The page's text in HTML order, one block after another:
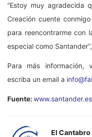
“Estoy muy agradecida
Creación cuente
para reencontrarme con
especial como
Para más información,
escriba un email a
Fuente:www.santander.es
El Cantabro